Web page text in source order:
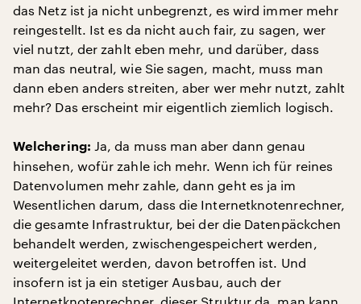
das Netz ist ja nicht unbegrenzt, es wird immer mehr
reingestellt. Ist es da nicht auch fair, zu sagen, wer
viel nutzt, der zahlt eben mehr, und darüber, dass
man das neutral, wie Sie sagen, macht, muss man
dann eben anders streiten, aber wer mehr nutzt, zahlt
mehr? Das erscheint mir eigentlich ziemlich logisch.
Welchering: Ja, da muss man aber dann genau
hinsehen, wofür zahle ich mehr. Wenn ich für reines
Datenvolumen mehr zahle, dann geht es ja im
Wesentlichen darum, dass die Internetknotenrechner,
die gesamte Infrastruktur, bei der die Datenpäckchen
behandelt werden, zwischengespeichert werden,
weitergeleitet werden, davon betroffen ist. Und
insofern ist ja ein stetiger Ausbau, auch der